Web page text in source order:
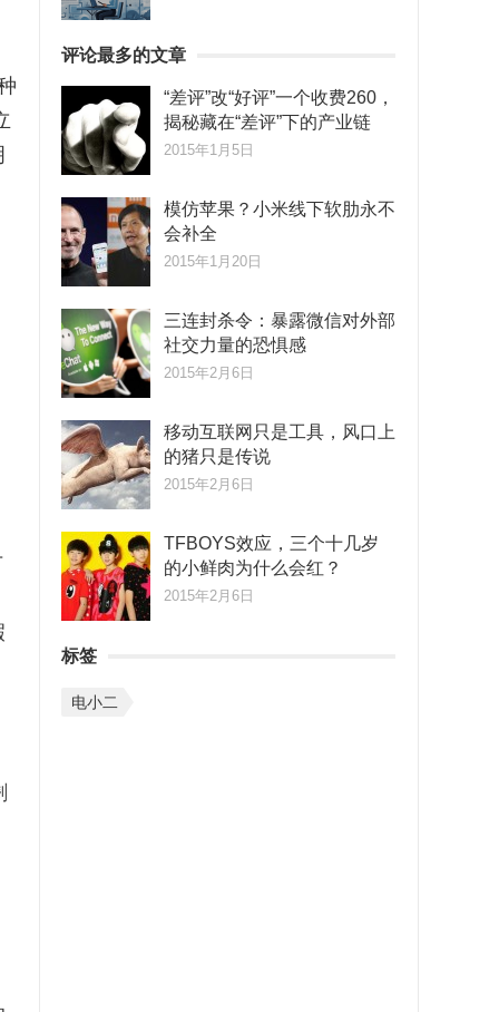
评论最多的文章
“差评”改“好评”一个收费260，
揭秘藏在“差评”下的产业链
2015年1月5日
模仿苹果？小米线下软肋永不
会补全
2015年1月20日
三连封杀令：暴露微信对外部
社交力量的恐惧感
2015年2月6日
移动互联网只是工具，风口上
的猪只是传说
2015年2月6日
TFBOYS效应，三个十几岁
的小鲜肉为什么会红？
2015年2月6日
标签
电小二